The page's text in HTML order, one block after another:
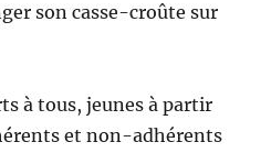
son casse-croûte sur
à tous, jeunes à partir
et non-adhérents